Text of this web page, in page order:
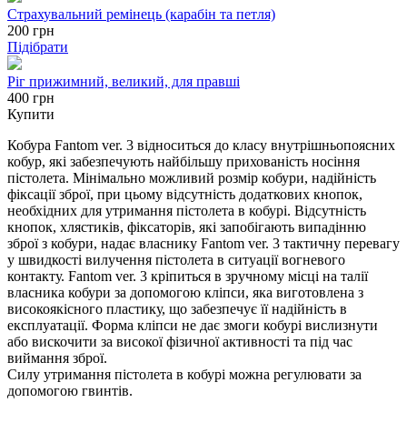
Страхувальний ремінець (карабін та петля)
200 грн
Підібрати
Ріг прижимний, великий, для правші
400 грн
Купити
Кобура Fantom ver. 3 відноситься до класу внутрішньопоясних
кобур, які забезпечують найбільшу прихованість носіння
пістолета. Мінімально можливий розмір кобури, надійність
фіксації зброї, при цьому відсутність додаткових кнопок,
необхідних для утримання пістолета в кобурі. Відсутність
кнопок, хлястиків, фіксаторів, які запобігають випадінню
зброї з кобури, надає власнику Fantom ver. 3 тактичну перевагу
у швидкості вилучення пістолета в ситуації вогневого
контакту. Fantom ver. 3 кріпиться в зручному місці на талії
власника кобури за допомогою кліпси, яка виготовлена з
високоякісного пластику, що забезпечує її надійність в
експлуатації. Форма кліпси не дає змоги кобурі вислизнути
або вискочити за високої фізичної активності та під час
виймання зброї.
Силу утримання пістолета в кобурі можна регулювати за
допомогою гвинтів.